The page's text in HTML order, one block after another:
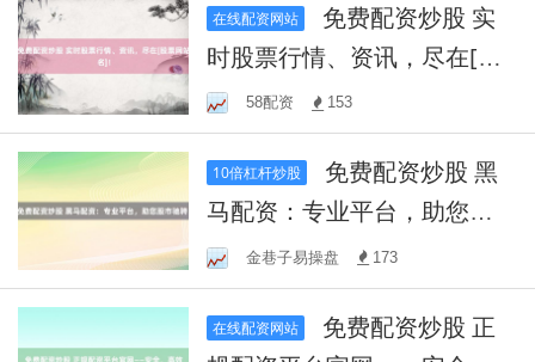
在线配资网站
时股票行情、资讯，尽在[股
票网站名]！
58配资 153
10倍杠杆炒股
马配资：专业平台，助您股
市驰骋！
金巷子易操盘 173
在线配资网站